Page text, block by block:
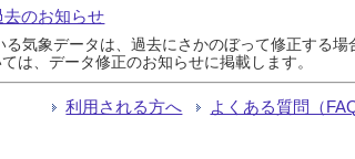
のお知らせ
気象データは、過去にさかのぼって修正する
は、データ修正のお知らせに掲載します。
利用される方へ よくある質問（FAQ